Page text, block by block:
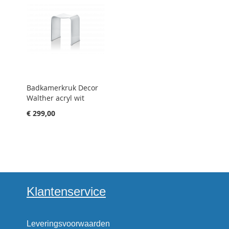
Badkamerkruk Decor
Walther acryl wit
€ 299,00
Klantenservice
Leveringsvoorwaarden